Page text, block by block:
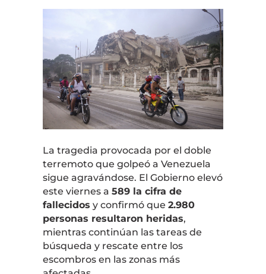
La tragedia provocada por el doble
terremoto que golpeó a Venezuela
sigue agravándose. El Gobierno elevó
este viernes a 589 la cifra de
fallecidos y confirmó que 2.980
personas resultaron heridas,
mientras continúan las tareas de
búsqueda y rescate entre los
escombros en las zonas más